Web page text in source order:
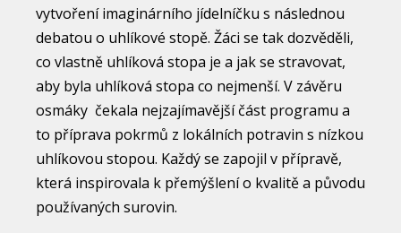
vytvoření imaginárního jídelníčku s následnou
debatou o uhlíkové stopě. Žáci se tak dozvěděli,
co vlastně uhlíková stopa je a jak se stravovat,
aby byla uhlíková stopa co nejmenší. V závěru
osmáky čekala nejzajímavější část programu a
to příprava pokrmů z lokálních potravin s nízkou
uhlíkovou stopou. Každý se zapojil v přípravě,
která inspirovala k přemýšlení o kvalitě a původu
používaných surovin.